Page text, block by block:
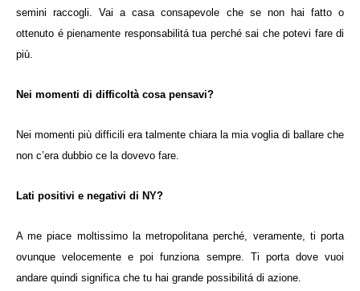
semini raccogli. Vai a casa consapevole che se non hai fatto o
ottenuto é pienamente responsabilitá tua perché sai che potevi fare di
più.
Nei momenti di difficoltà cosa pensavi?
Nei momenti più difficili era talmente chiara la mia voglia di ballare che
non c’era dubbio ce la dovevo fare.
Lati positivi e negativi di NY?
A me piace moltissimo la metropolitana perché, veramente, ti porta
ovunque velocemente e poi funziona sempre. Ti porta dove vuoi
andare quindi significa che tu hai grande possibilitá di azione.